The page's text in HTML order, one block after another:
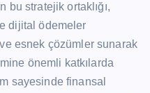
bu stratejik ortaklığı,
dijital ödemeler
esnek çözümler sunarak
önemli katkılarda
sayesinde finansal